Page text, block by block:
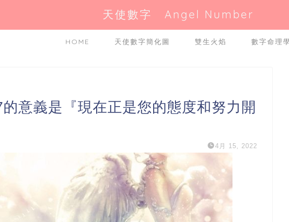
天使數字 Angel Number
HOME 天使數字簡化圖 雙生火焰 數字命理
意義是『現在正是您的態度和努力開
4月 15, 2022